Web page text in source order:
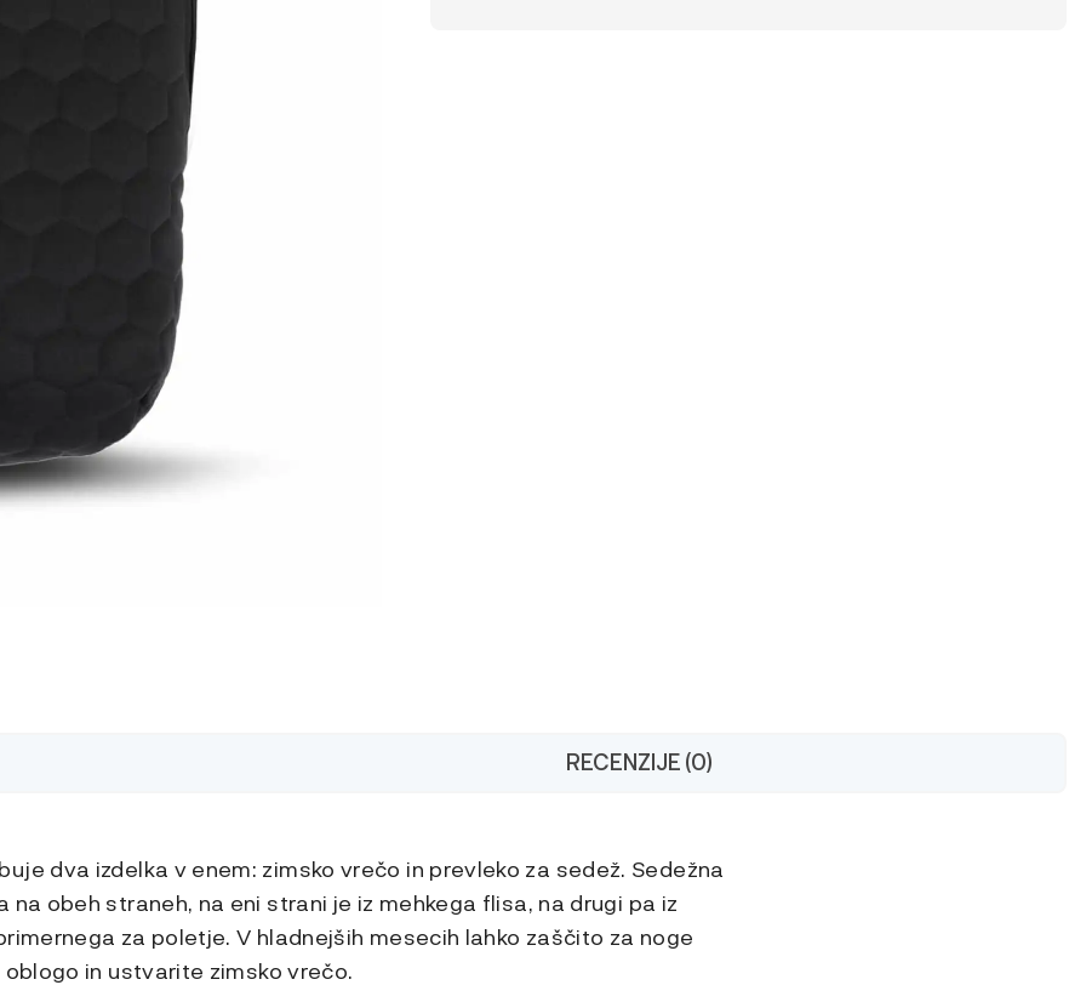
RECENZIJE (0)
dva izdelka v enem: zimsko vrečo in prevleko za sedež. Sedežna
na obeh straneh, na eni strani je iz mehkega flisa, na drugi pa iz
za poletje. V hladnejših mesecih lahko zaščito za noge
in ustvarite zimsko vrečo.